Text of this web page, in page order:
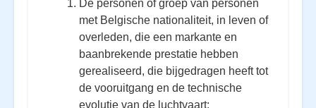
De personen of groep van personen
met Belgische nationaliteit, in leven of
overleden, die een markante en
baanbrekende prestatie hebben
gerealiseerd, die bijgedragen heeft tot
de vooruitgang en de technische
evolutie van de luchtvaart;